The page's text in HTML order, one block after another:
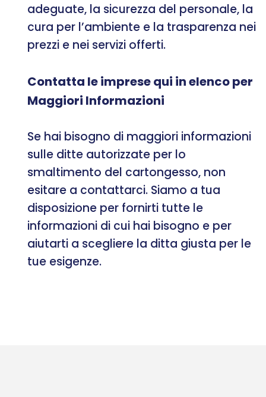
adeguate, la sicurezza del personale, la
cura per l’ambiente e la trasparenza nei
prezzi e nei servizi offerti.
Contatta le imprese qui in elenco per
Maggiori Informazioni
Se hai bisogno di maggiori informazioni
sulle ditte autorizzate per lo
smaltimento del cartongesso, non
esitare a contattarci. Siamo a tua
disposizione per fornirti tutte le
informazioni di cui hai bisogno e per
aiutarti a scegliere la ditta giusta per le
tue esigenze.